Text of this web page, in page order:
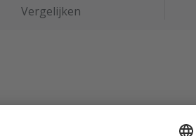
Vergelijken